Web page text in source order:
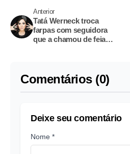
Anterior
Tatá Werneck troca
farpas com seguidora
que a chamou de feia:
Comentários (0)
Deixe seu comentário
Nome *